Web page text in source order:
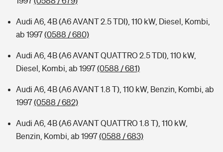
Audi A6, 4B (A6 AVANT 2.5 TDI), 110 kW, Diesel, Kombi,
ab 1997(0588 / 680)
Audi A6, 4B (A6 AVANT QUATTRO 2.5 TDI), 110 kW,
Diesel, Kombi, ab 1997(0588 / 681)
Audi A6, 4B (A6 AVANT 1.8 T), 110 kW, Benzin, Kombi, ab
1997(0588 / 682)
Audi A6, 4B (A6 AVANT QUATTRO 1.8 T), 110 kW,
Benzin, Kombi, ab 1997(0588 / 683)